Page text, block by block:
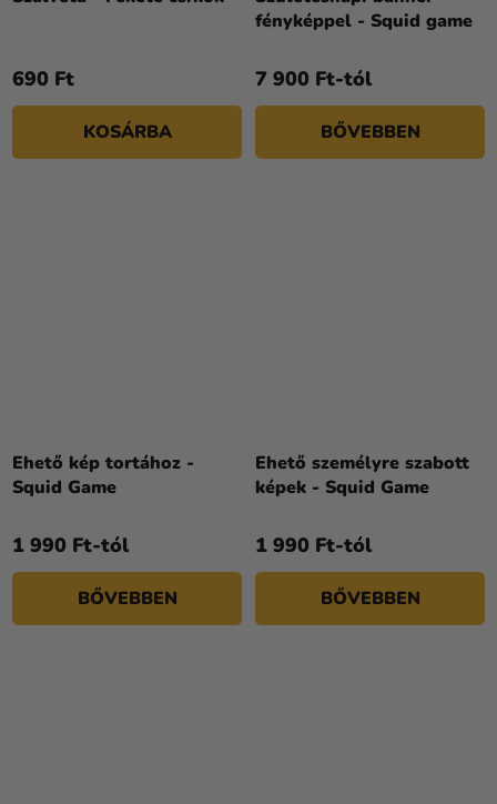
690 Ft
KOSÁRBA
fényképpel - Squid game
7 900 Ft-tól
BŐVEBBEN
Ehető kép tortához -
Squid Game
1 990 Ft-tól
BŐVEBBEN
Ehető személyre szabott
képek - Squid Game
1 990 Ft-tól
BŐVEBBEN